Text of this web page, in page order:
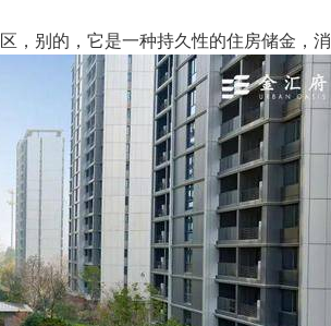
，别的，它是一种持久性的住房储金，